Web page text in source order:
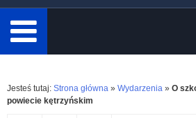
minimum
3
znaki.
Rozwiń
Jesteś tutaj: Strona główna » Wydarzenia » O
powiecie kętrzyńskim